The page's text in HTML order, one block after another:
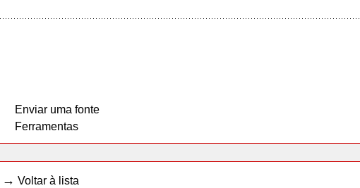
Enviar uma fonte
Ferramentas
→ Voltar à lista